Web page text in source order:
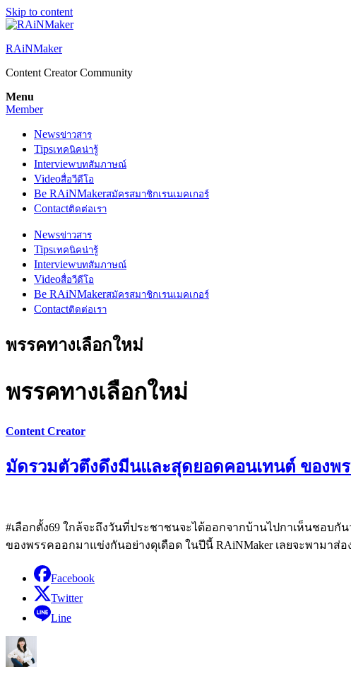
Skip to content
RAiNMaker
Content Creator Community
Menu
Member
Newsข่าวสาร
Tipsเทคนิคน่ารู้
Interviewบทสัมภาษณ์
Videoสื่อวีดีโอ
Be RAiNMakerสมัครสมาชิกเรนเมคเกอร์
Contactติดต่อเรา
Newsข่าวสาร
Tipsเทคนิคน่ารู้
Interviewบทสัมภาษณ์
Videoสื่อวีดีโอ
Be RAiNMakerสมัครสมาชิกเรนเมคเกอร์
Contactติดต่อเรา
พรรคทางเลือกใหม่
พรรคทางเลือกใหม่
Content Creator
มัดรวมตัวตึงดึงมีนและสุดยอดคอนเทนต์ ของพร
#เลือกตั้ง69 ใกล้จะถึงวันที่ประชาชนจะได้ออกจากบ้านไปกาเห็นชอบ
ของพรรคออกมาแข่งกันอย่างดุเดือด ในปีนี้ RAiNMaker เลยจะพามาส่
Facebook
Twitter
Line